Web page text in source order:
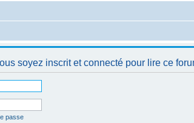
soyez inscrit et connecté pour lire ce
passe